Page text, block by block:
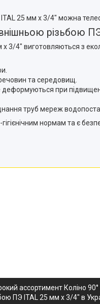
25 мм х 3/4" можна
різьбою
3/4" виготовляються з
та середовищ.
при
труб мереж
нормам та є
ассортимент Коліно
ПЭ ITAL 25 мм х 3/4" в